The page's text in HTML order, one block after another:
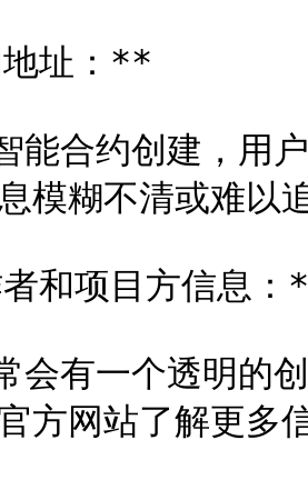
址：**
能合约创建，用
模糊不清或难以
和项目方信息
会有一个透明的
方网站了解更多